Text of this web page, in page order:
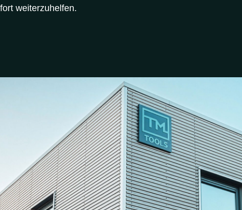
weiterzuhelfen.